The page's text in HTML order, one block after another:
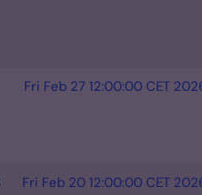
Fri Feb 27 12:00:00 CET
Fri Feb 20 12:00:00 CET